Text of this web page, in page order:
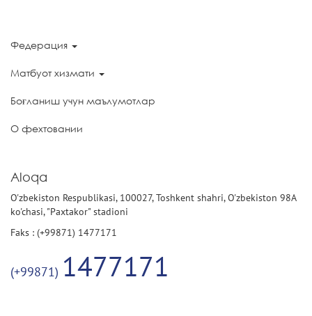
Федерация
Матбуот хизмати
Боғланиш учун маълумотлар
О фехтовании
Aloqa
O'zbekiston Respublikasi, 100027, Toshkent shahri, O'zbekiston 98A
ko'chasi, "Paxtakor" stadioni
Faks : (+99871) 1477171
(+99871) 1477171